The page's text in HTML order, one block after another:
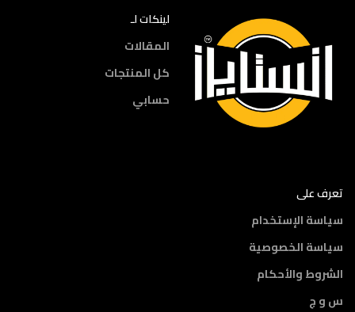
لينكات لـ
المقالات
كل المنتجات
حسابي
تعرف على
سياسة الإستخدام
سياسة الخصوصية
الشروط والأحكام
س و ج